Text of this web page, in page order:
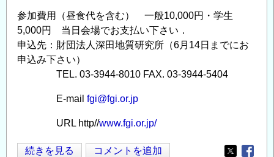
参加費用（昼食代を含む） 一般10,000円・学生
5,000円 当日会場でお支払い下さい．
申込先：財団法人深田地質研究所（6月14日までにお
申込み下さい）
TEL. 03-3944-8010 FAX. 03-3944-5404
E-mail fgi@fgi.or.jp
URL http//www.fgi.or.jp/
放
続きを見る コメントを追加